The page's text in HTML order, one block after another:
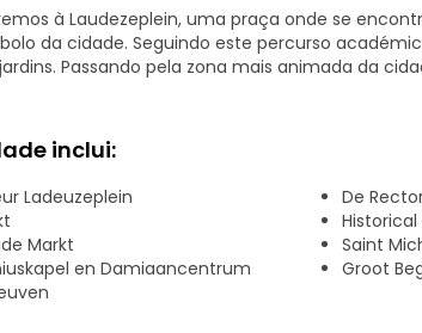
à Laudezeplein, uma praça onde se
da cidade. Seguindo este percurso
Passando pela zona mais animada da
chegaremos à Grote Markt.
podemos descobrir vários dos edifícios
de São Pedro e a Câmara Municipal. E
Oueder Markt, a praça mais famosa e eclética
a joia barroca que é a Igreja de São Miguel ou
o nosso passeio no local mais mágico,
inclui:
Ladeuzeplein
De
Markt
Saint
en Damiaancentrum
Groot